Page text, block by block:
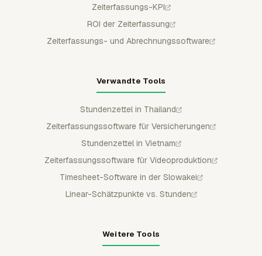
Zeiterfassungs-KPI
ROI der Zeiterfassung
Zeiterfassungs- und Abrechnungssoftware
Verwandte Tools
Stundenzettel in Thailand
Zeiterfassungssoftware für Versicherungen
Stundenzettel in Vietnam
Zeiterfassungssoftware für Videoproduktion
Timesheet-Software in der Slowakei
Linear-Schätzpunkte vs. Stunden
Weitere Tools